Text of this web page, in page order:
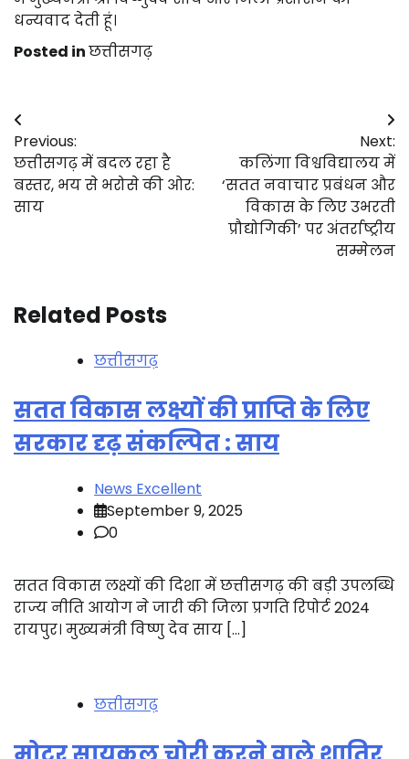
धन्यवाद देती हूं।
Posted inछत्तीसगढ़
Post
navigation
Previous:
छत्तीसगढ़ में बदल रहा है
बस्तर, भय से भरोसे की ओर:
साय
Next:
कलिंगा विश्वविद्यालय में
‘सतत नवाचार प्रबंधन और
विकास के लिए उभरती
प्रौद्योगिकी’ पर अंतर्राष्ट्रीय
सम्मेलन
Related Posts
छत्तीसगढ़
सतत विकास लक्ष्यों की प्राप्ति के लिए
सरकार दृढ़ संकल्पित : साय
News Excellent
September 9, 2025
0
सतत विकास लक्ष्यों की दिशा में छत्तीसगढ़ की बड़ी उपलब्धि
राज्य नीति आयोग ने जारी की जिला प्रगति रिपोर्ट 2024
रायपुर। मुख्यमंत्री विष्णु देव साय […]
छत्तीसगढ़